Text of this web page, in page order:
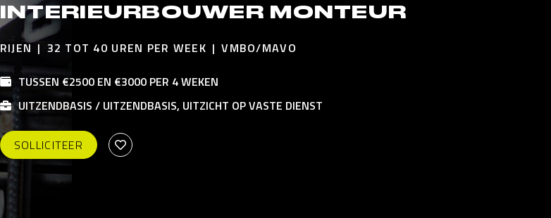
INTERIEURBOUWER MONTEUR
RIJEN 32 TOT 40 UREN PER WEEK
VMBO/MAVO
TUSSEN €2500 EN €3000 PER 4 WEKEN
UITZENDBASIS / UITZENDBASIS, UITZICHT OP VASTE DIENST
SOLLICITEER